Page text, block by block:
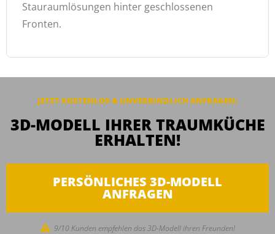
Stauraumlösungen hinter geschlossenen
Fronten.
JETZT KOSTENLOS & UNVERBINDLICH ANFRAGEN:
3D-MODELL IHRER TRAUMKÜCHE
ERHALTEN!
PERSÖNLICHES 3D-MODELL
ANFRAGEN
9/10 Kunden empfehlen das 3D-Modell ihren Freunden!